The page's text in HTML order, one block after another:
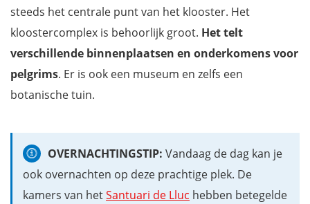
steeds het centrale punt van het klooster. Het
kloostercomplex is behoorlijk groot. Het telt
verschillende binnenplaatsen en onderkomens voor
pelgrims. Er is ook een museum en zelfs een
botanische tuin.
OVERNACHTINGSTIP:Vandaag de dag kan je
ook overnachten op deze prachtige plek. De
kamers van hetSantuari de Lluc hebben betegelde